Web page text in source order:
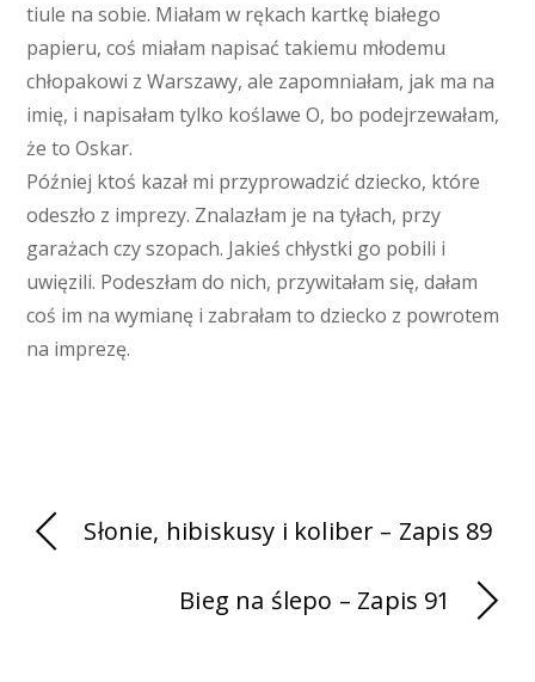
tiule na sobie. Miałam w rękach kartkę białego
papieru, coś miałam napisać takiemu młodemu
chłopakowi z Warszawy, ale zapomniałam, jak ma na
imię, i napisałam tylko koślawe O, bo podejrzewałam,
że to Oskar.
Później ktoś kazał mi przyprowadzić dziecko, które
odeszło z imprezy. Znalazłam je na tyłach, przy
garażach czy szopach. Jakieś chłystki go pobili i
uwięzili. Podeszłam do nich, przywitałam się, dałam
coś im na wymianę i zabrałam to dziecko z powrotem
na imprezę.
Słonie, hibiskusy i koliber – Zapis 89
Bieg na ślepo – Zapis 91